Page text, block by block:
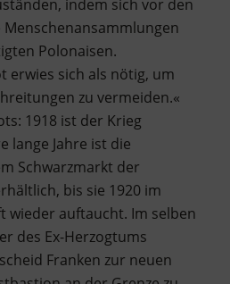
indem sich vor den
Polonaisen.
erwies sich als nötig, um
zu vermeiden.«
1918 ist der Krieg
lange Jahre ist die
Schwarzmarkt der
bis sie 1920 im
wieder auftaucht. Im selben
des Ex-Herzogtums
Franken zur neuen